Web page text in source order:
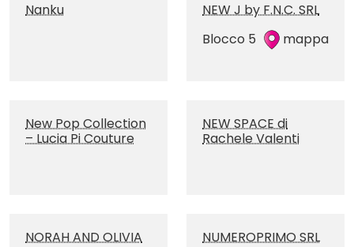
Nanku
NEW J by F.N.C. SRL
Blocco 5
mappa
New Pop Collection
– Lucia Pi Couture
NEW SPACE di
Rachele Valenti
NORAH AND OLIVIA
NUMEROPRIMO SRL